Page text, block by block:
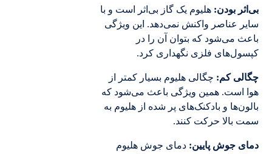
بی‌اثر بودن: هلیوم یک گاز بی‌اثر است و با
سایر عناصر واکنش نمی‌دهد. این ویژگی
باعث می‌شود که بتوان آن را در
کپسول‌های فلزی نگهداری کرد.
چگالی کم: چگالی هلیوم بسیار کمتر از
هوا است. همین ویژگی باعث می‌شود که
بالون‌ها و بادکنک‌های پر شده از هلیوم به
سمت بالا حرکت کنند.
دمای جوش پایین: دمای جوش هلیوم